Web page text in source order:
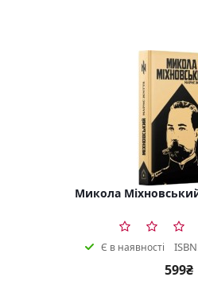
Микола
Є в наявності
599₴